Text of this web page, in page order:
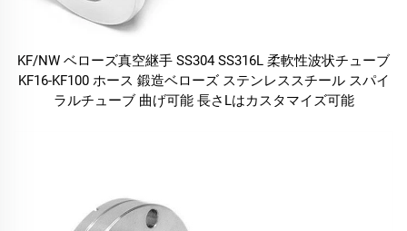
KF/NW ベローズ真空継手 SS304 SS316L 柔軟性波状チューブ
KF16-KF100 ホース 鍛造ベローズ ステンレススチール スパイ
ラルチューブ 曲げ可能 長さLはカスタマイズ可能